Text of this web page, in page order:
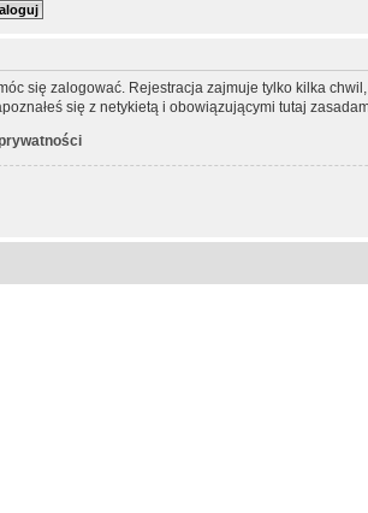
się zalogować. Rejestracja zajmuje tylko kilka
się z netykietą i obowiązującymi tutaj